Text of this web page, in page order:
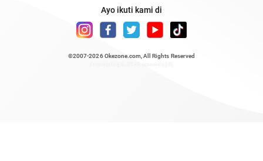
Ayo ikuti kami di
©2007-2026 Okezone.com , All Rights Reserved